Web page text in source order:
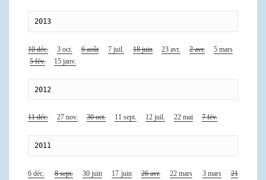
2013
10 déc. 3 oct. 6 août 7 juil. 18 juin 23 avr. 2 avr.
5 mars
5 fév.
15 janv.
2012
11 déc. 27 nov. 30 oct. 11 sept. 12 juil. 22 mai 7 fév.
2011
6 déc. 8 sept. 30 juin 17 juin 26 avr. 22 mars 3 mars
21